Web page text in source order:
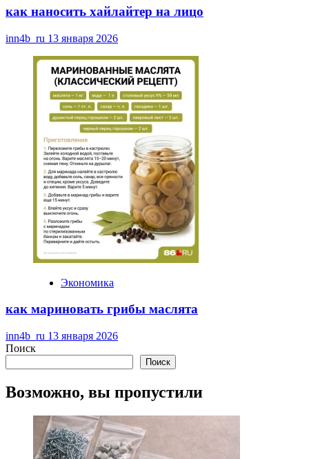
как наносить хайлайтер на лицо
inn4b_ru 13 января 2026
Экономика
как мариновать грибы маслята
inn4b_ru 13 января 2026
Поиск
Поиск
Возможно, вы пропустили